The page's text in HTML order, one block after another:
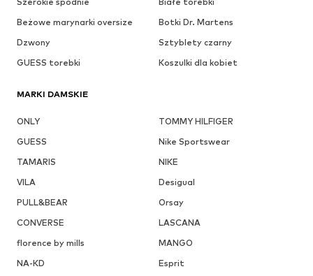
Beżowe marynarki oversize
Botki Dr. Martens
Dzwony
Sztyblety czarny
GUESS torebki
Koszulki dla kobiet
MARKI DAMSKIE
ONLY
TOMMY HILFIGER
GUESS
Nike Sportswear
TAMARIS
NIKE
VILA
Desigual
PULL&BEAR
Orsay
CONVERSE
LASCANA
florence by mills
MANGO
NA-KD
Esprit